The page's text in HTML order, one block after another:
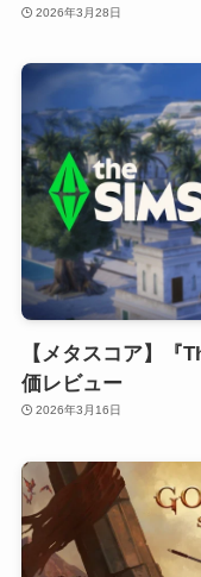
2026年3月28日
【メタスコア】
価レビュー
2026年3月16日